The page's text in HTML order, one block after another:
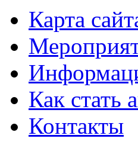
Карта
Как стать
Контакты